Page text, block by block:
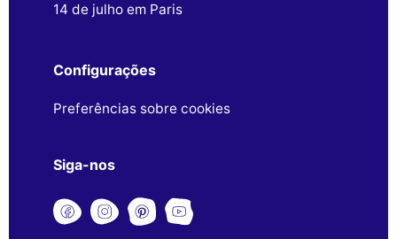
14 de julho em Paris
Configurações
Preferências sobre cookies
Siga-nos